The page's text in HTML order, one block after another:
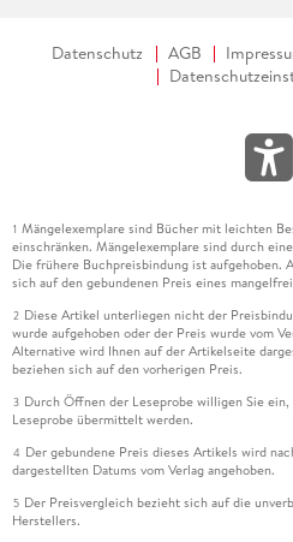
Datenschutz AGB
1 Mängelexemplare sind Bücher mit leichten
einschränken. Mängelexemplare sind durch
Die frühere Buchpreisbindung ist aufgehoben.
sich auf den gebundenen Preis eines
2 Diese Artikel unterliegen nicht der
wurde aufgehoben oder der Preis wurde vom
Alternative wird Ihnen auf der Artikelseite
beziehen sich auf den vorherigen Preis.
3 Durch Öffnen der Leseprobe willigen Sie
Leseprobe übermittelt werden.
4 Der gebundene Preis dieses Artikels wird
dargestellten Datums vom Verlag angehoben.
5 Der Preisvergleich bezieht sich auf die
Herstellers.